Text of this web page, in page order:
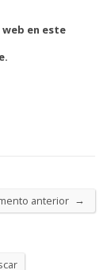
en este
anterior →